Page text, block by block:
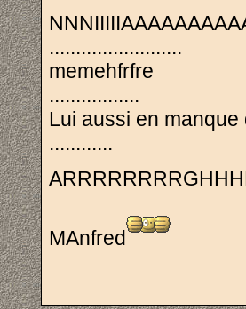
.........................
memehfrfre
.................
Lui aussi en manque
............
MAnfred